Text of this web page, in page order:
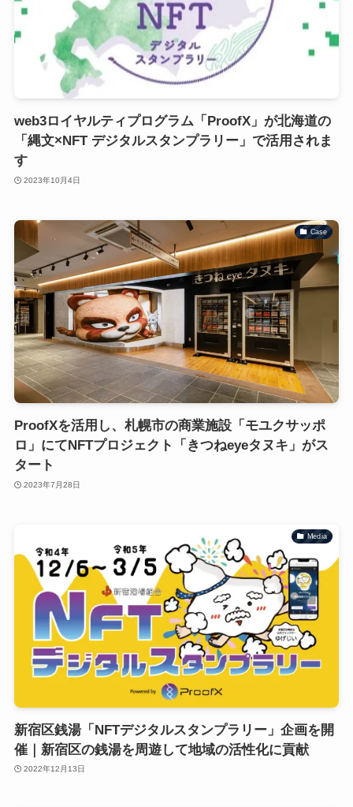
web3ロイヤルティプログラム「ProofX」が北海道の
「縄文×NFT デジタルスタンプラリー」で活用されま
す
2023年10月4日
Case
ProofXを活用し、札幌市の商業施設「モユクサッポ
ロ」にてNFTプロジェクト「きつねeyeタヌキ」がス
タート
2023年7月28日
Media
新宿区銭湯「NFTデジタルスタンプラリー」企画を開
催｜新宿区の銭湯を周遊して地域の活性化に貢献
2022年12月13日